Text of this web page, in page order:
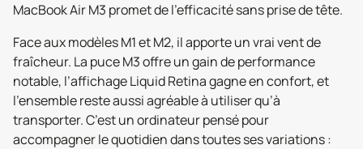
MacBook Air M3 promet de l’efficacité sans prise de tête.
Face aux modèles M1 et M2, il apporte un vrai vent de
fraîcheur. La puce M3 offre un gain de performance
notable, l’affichage Liquid Retina gagne en confort, et
l’ensemble reste aussi agréable à utiliser qu’à
transporter. C’est un ordinateur pensé pour
accompagner le quotidien dans toutes ses variations :